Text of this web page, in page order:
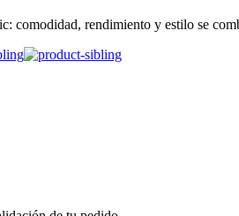
comodidad, rendimiento y estilo se